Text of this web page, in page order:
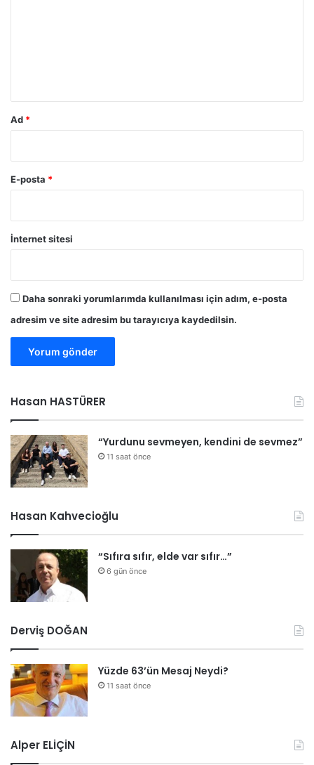
Ad *
E-posta *
İnternet sitesi
Daha sonraki yorumlarımda kullanılması için adım, e-posta
adresim ve site adresim bu tarayıcıya kaydedilsin.
Hasan HASTÜRER
“Yurdunu sevmeyen, kendini de sevmez”
11 saat önce
Hasan Kahvecioğlu
“Sıfıra sıfır, elde var sıfır…”
6 gün önce
Derviş DOĞAN
Yüzde 63’ün Mesaj Neydi?
11 saat önce
Alper ELİÇİN